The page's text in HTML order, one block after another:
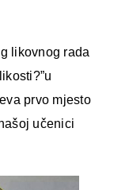
likovnog rada
prvo mjesto
učenici